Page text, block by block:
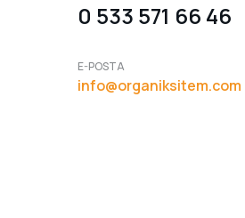
0 533 571 66 46
E-POSTA
info@organiksitem.com